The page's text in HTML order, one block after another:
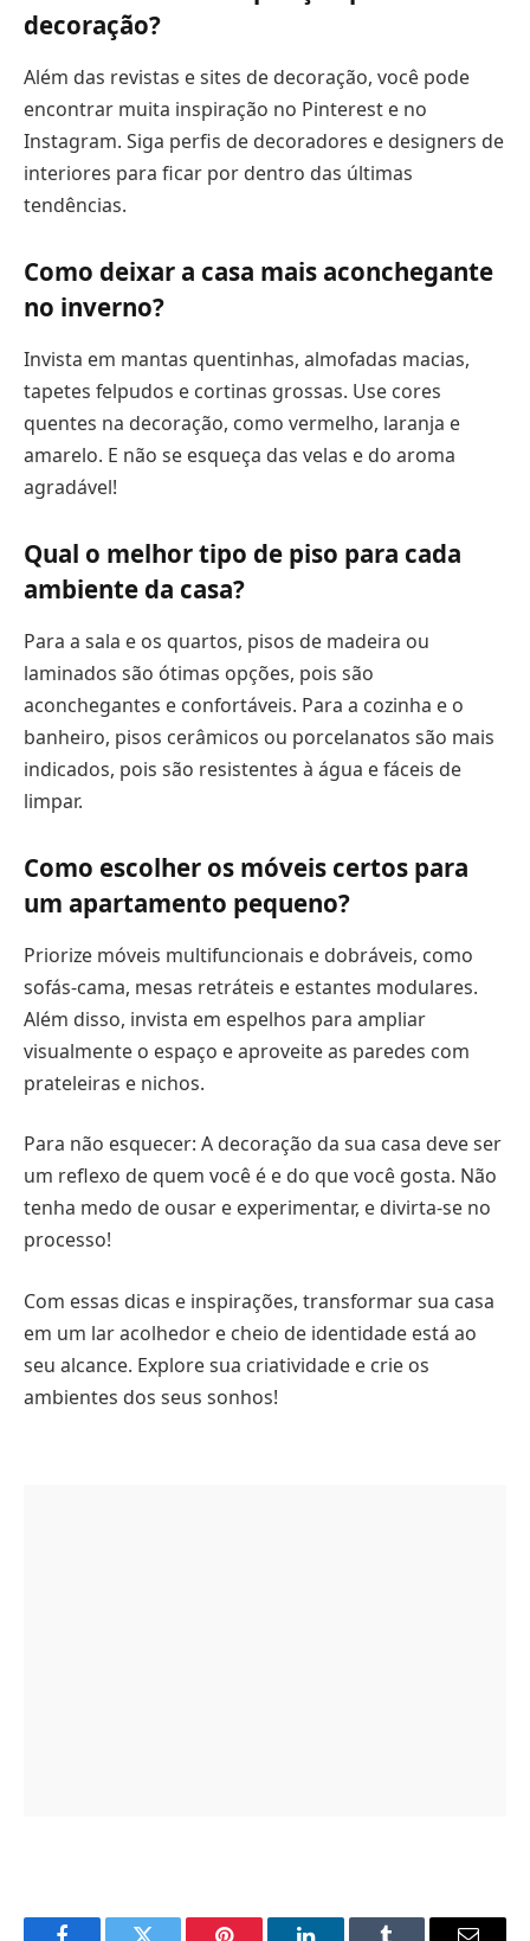
decoração?
Além das revistas e sites de decoração, você pode
encontrar muita inspiração no Pinterest e no
Instagram. Siga perfis de decoradores e designers de
interiores para ficar por dentro das últimas
tendências.
Como deixar a casa mais aconchegante
no inverno?
Invista em mantas quentinhas, almofadas macias,
tapetes felpudos e cortinas grossas. Use cores
quentes na decoração, como vermelho, laranja e
amarelo. E não se esqueça das velas e do aroma
agradável!
Qual o melhor tipo de piso para cada
ambiente da casa?
Para a sala e os quartos, pisos de madeira ou
laminados são ótimas opções, pois são
aconchegantes e confortáveis. Para a cozinha e o
banheiro, pisos cerâmicos ou porcelanatos são mais
indicados, pois são resistentes à água e fáceis de
limpar.
Como escolher os móveis certos para
um apartamento pequeno?
Priorize móveis multifuncionais e dobráveis, como
sofás-cama, mesas retráteis e estantes modulares.
Além disso, invista em espelhos para ampliar
visualmente o espaço e aproveite as paredes com
prateleiras e nichos.
Para não esquecer: A decoração da sua casa deve ser
um reflexo de quem você é e do que você gosta. Não
tenha medo de ousar e experimentar, e divirta-se no
processo!
Com essas dicas e inspirações, transformar sua casa
em um lar acolhedor e cheio de identidade está ao
seu alcance. Explore sua criatividade e crie os
ambientes dos seus sonhos!